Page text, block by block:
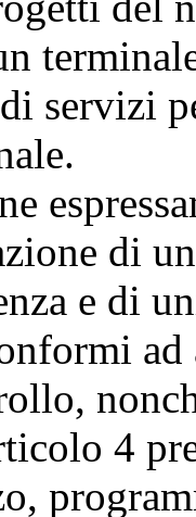
di servizi
di
e di
4